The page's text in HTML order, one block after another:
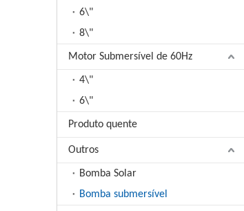
6\"
8\"
Motor Submersível de 60Hz
4\"
6\"
Produto quente
Outros
Bomba Solar
Bomba submersível